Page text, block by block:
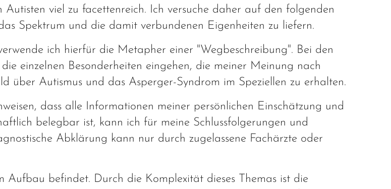
viel zu facettenreich. Ich versuche daher auf den folgenden
Spektrum und die damit verbundenen Eigenheiten zu liefern.
ich hierfür die Metapher einer "Wegbeschreibung". Bei den
einzelnen Besonderheiten eingehen, die meiner Meinung nach
über Autismus und das Asperger-Syndrom im Speziellen zu erhalten.
dass alle Informationen meiner persönlichen Einschätzung und
belegbar ist, kann ich für meine Schlussfolgerungen und
Abklärung kann nur durch zugelassene Fachärzte oder
Aufbau befindet. Durch die Komplexität dieses Themas ist die